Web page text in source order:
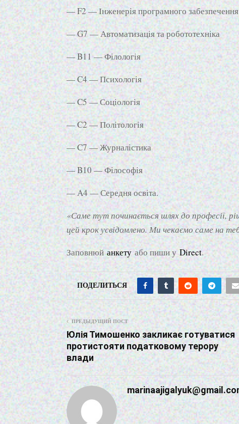
— F2 — Інженерія програмного забезпечення
— G7 — Автоматизація та робототехніка
— B11 — Філологія
— C4 — Психологія
— C5 — Соціологія
— C2 — Політологія
— C7 — Журналістика
— B10 — Філософія
— A4 — Середня освіта.
«Саме тут починається шлях до професії,
цей крок усвідомлено. Ми чекаємо саме на
Заповнюйанкетуабо пиши уDirect.
ПОДЕЛИТЬСЯ
ПРЕДЫДУЩИЙ ПОСТ
Юлія Тимошенко закликає готуватися
протистояти податковому терору
влади